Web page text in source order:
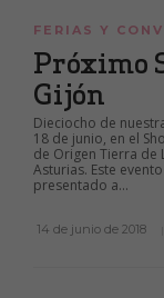
FERIAS Y
Próximo
Gijón
Dieciocho de
18 de junio, en el
de Origen Tierra de
Asturias. Este
presentado a...
14 de junio de 2018